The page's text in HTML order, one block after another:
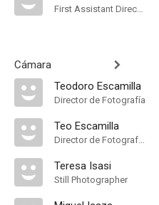
First Assistant Director
Cámara
Teodoro Escamilla
Director de Fotografía
Teo Escamilla
Director de Fotografía, Camera Operator
Teresa Isasi
Still Photographer